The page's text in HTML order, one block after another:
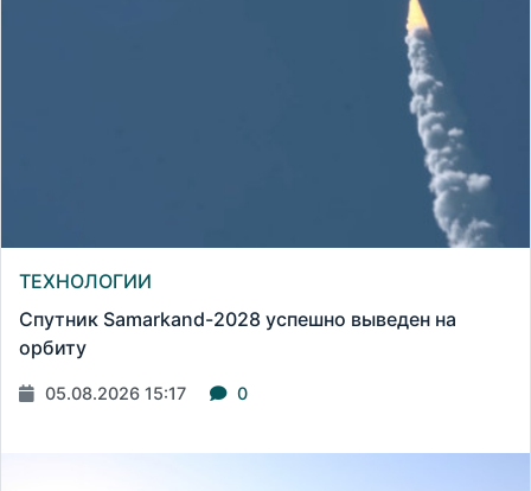
ТЕХНОЛОГИИ
Спутник Samarkand-2028 успешно выведен на
орбиту
05.08.2026 15:17 0